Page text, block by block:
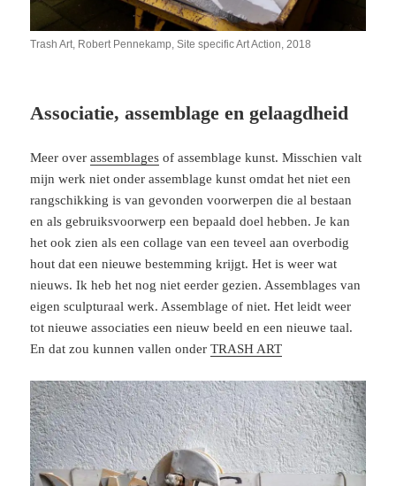
Trash Art, Robert Pennekamp, Site specific Art Action, 2018
Associatie, assemblage en gelaagdheid
Meer overassemblages of assemblage kunst. Misschien valt
mijn werk niet onder assemblage kunst omdat het niet een
rangschikking is van gevonden voorwerpen die al bestaan
en als gebruiksvoorwerp een bepaald doel hebben. Je kan
het ook zien als een collage van een teveel aan overbodig
hout dat een nieuwe bestemming krijgt. Het is weer wat
nieuws. Ik heb het nog niet eerder gezien. Assemblages van
eigen sculpturaal werk. Assemblage of niet. Het leidt weer
tot nieuwe associaties een nieuw beeld en een nieuwe taal.
En dat zou kunnen vallen onderTRASH ART